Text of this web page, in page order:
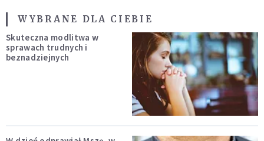
WYBRANE DLA CIEBIE
Skuteczna modlitwa w
sprawach trudnych i
beznadziejnych